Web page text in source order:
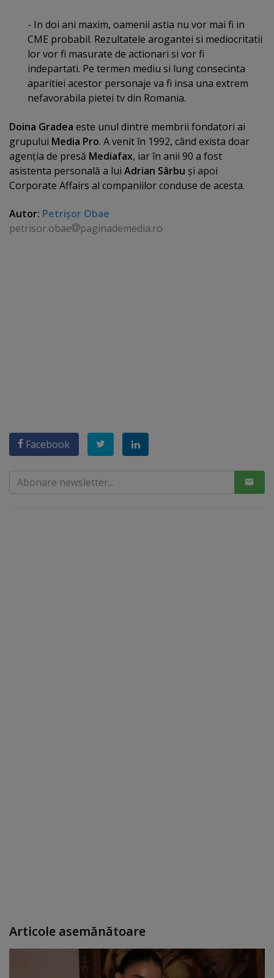
- In doi ani maxim, oamenii astia nu vor mai fi in
CME probabil. Rezultatele arogantei si mediocritatii
lor vor fi masurate de actionari si vor fi
indepartati. Pe termen mediu si lung consecinta
aparitiei acestor personaje va fi insa una extrem
nefavorabila pietei tv din Romania.
Doina Gradea este unul dintre membrii fondatori ai
grupului Media Pro. A venit în 1992, când exista doar
agenţia de presă Mediafax, iar în anii 90 a fost
asistenta personală a lui Adrian Sârbu şi apoi
Corporate Affairs al companiilor conduse de acesta.
Autor: Petrişor Obae
petrisor.obae
paginademedia.ro
Facebook
Articole asemănătoare